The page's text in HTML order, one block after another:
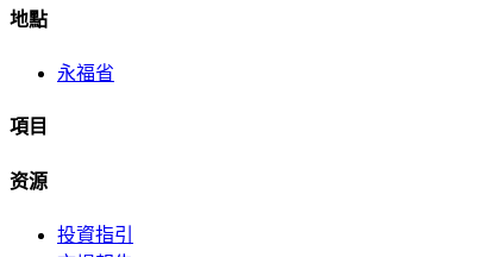
地點
永福省
項目
资源
投資指引